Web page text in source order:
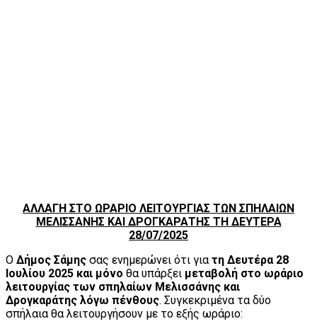
ΑΛΛΑΓΗ ΣΤΟ ΩΡΑΡΙΟ ΛΕΙΤΟΥΡΓΙΑΣ ΤΩΝ ΣΠΗΛΑΙΩΝ
ΜΕΛΙΣΣΑΝΗΣ ΚΑΙ ΔΡΟΓΚΑΡΑΤΗΣ ΤΗ ΔΕΥΤΕΡΑ
28/07/2025
Ο Δήμος Σάμης σας ενημερώνει ότι γιατη Δευτέρα 28
Ιουλίου 2025 και μόνο θα υπάρξει μεταβολή στο ωράριο
λειτουργίας των σπηλαίων Μελισσάνης και
Δρογκαράτης λόγω πένθους. Συγκεκριμένα τα δύο
σπήλαια θα λειτουργήσουν με το εξής ωράριο: